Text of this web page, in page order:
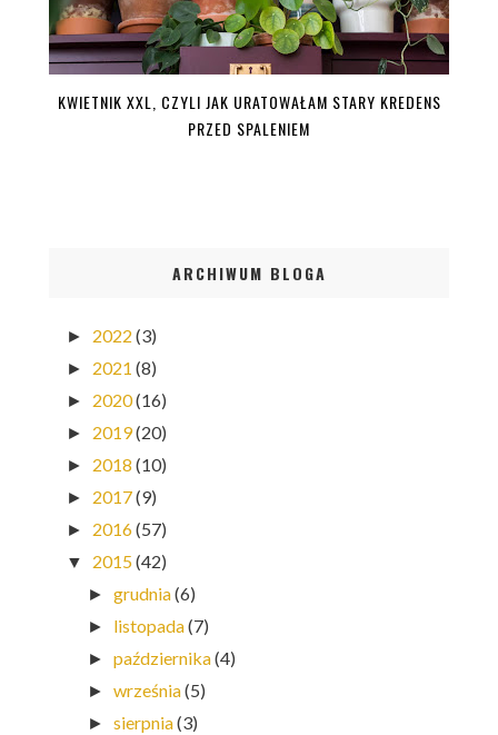
KWIETNIK XXL, CZYLI JAK URATOWAŁAM STARY KREDENS
PRZED SPALENIEM
ARCHIWUM BLOGA
► 2022 (3)
► 2021 (8)
► 2020(16)
► 2019(20)
► 2018 (10)
► 2017(9)
► 2016(57)
▼ 2015(42)
►grudnia(6)
► listopada(7)
►października(4)
►września(5)
►sierpnia(3)